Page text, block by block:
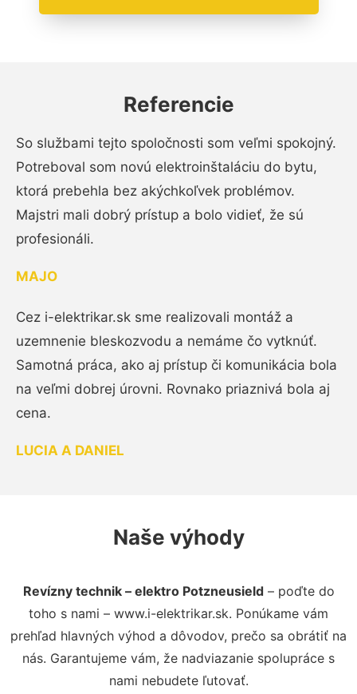
Referencie
So službami tejto spoločnosti som veľmi spokojný.
Potreboval som novú elektroinštaláciu do bytu,
ktorá prebehla bez akýchkoľvek problémov.
Majstri mali dobrý prístup a bolo vidieť, že sú
profesionáli.
MAJO
Cez i-elektrikar.sk sme realizovali montáž a
uzemnenie bleskozvodu a nemáme čo vytknúť.
Samotná práca, ako aj prístup či komunikácia bola
na veľmi dobrej úrovni. Rovnako priaznivá bola aj
cena.
LUCIA A DANIEL
Naše výhody
Revízny technik – elektro Potzneusield– poďte do
toho s nami – www.i-elektrikar.sk. Ponúkame vám
prehľad hlavných výhod a dôvodov, prečo sa obrátiť na
nás. Garantujeme vám, že nadviazanie spolupráce s
nami nebudete ľutovať.